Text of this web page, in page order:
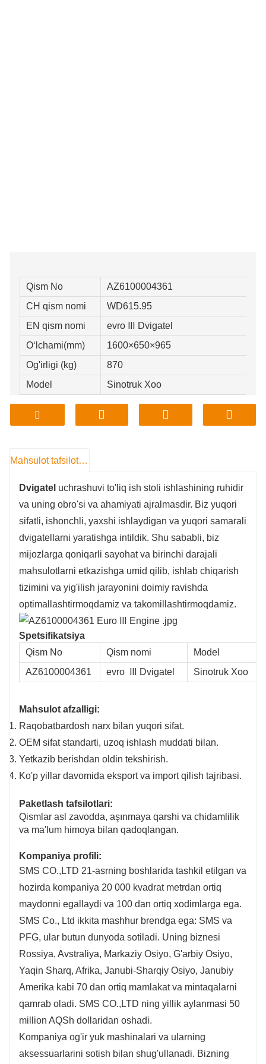
Qism No
AZ6100004361
CH qism nomi
WD615.95
EN qism nomi
evro Ⅲ Dvigatel
Oʻlchami(mm)
1600×650×965
Og'irligi (kg)
870
Model
Sinotruk Xoo
Mahsulot tafsilotlari
Dvigatel uchrashuvi to'liq ish stoli ishlashining ruhidir
va uning obro'si va ahamiyati ajralmasdir. Biz yuqori
sifatli, ishonchli, yaxshi ishlaydigan va yuqori samarali
dvigatellarni yaratishga intildik. Shu sababli, biz
mijozlarga qoniqarli sayohat va birinchi darajali
mahsulotlarni etkazishga umid qilib, ishlab chiqarish
tizimini va yig'ilish jarayonini doimiy ravishda
optimallashtirmoqdamiz va takomillashtirmoqdamiz.
Spetsifikatsiya
Qism No
Qism nomi
Model
AZ6100004361
evro Ⅲ Dvigatel Sinotruk Xoo
Mahsulot afzalligi:
Raqobatbardosh narx bilan yuqori sifat.
OEM sifat standarti, uzoq ishlash muddati bilan.
Yetkazib berishdan oldin tekshirish.
Ko'p yillar davomida eksport va import qilish tajribasi.
Paketlash tafsilotlari:
Qismlar asl zavodda, aşınmaya qarshi va chidamlilik
va ma'lum himoya bilan qadoqlangan.
Kompaniya profili:
SMS CO.,LTD 21-asrning boshlarida tashkil etilgan va
hozirda kompaniya 20 000 kvadrat metrdan ortiq
maydonni egallaydi va 100 dan ortiq xodimlarga ega.
SMS Co., Ltd ikkita mashhur brendga ega: SMS va
PFG, ular butun dunyoda sotiladi. Uning biznesi
Rossiya, Avstraliya, Markaziy Osiyo, G'arbiy Osiyo,
Yaqin Sharq, Afrika, Janubi-Sharqiy Osiyo, Janubiy
Amerika kabi 70 dan ortiq mamlakat va mintaqalarni
qamrab oladi. SMS CO.,LTD ning yillik aylanmasi 50
million AQSh dollaridan oshadi.
Kompaniya og'ir yuk mashinalari va ularning
aksessuarlarini sotish bilan shug'ullanadi. Bizning